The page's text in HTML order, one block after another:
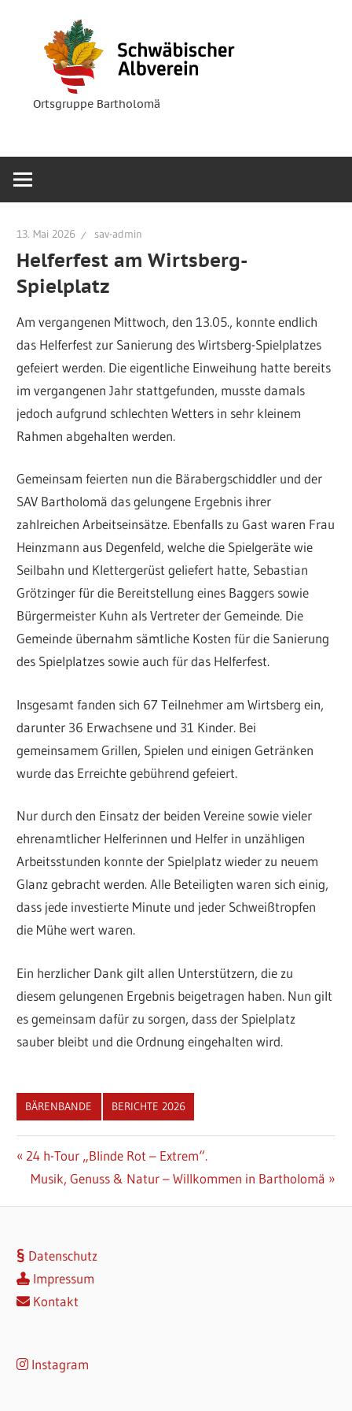
springen
Ortsgruppe Bartholomä
Albverein
Ortsgruppe
Bartholomä
13. Mai 2026 sav-admin
Helferfest am Wirtsberg-
Spielplatz
Am vergangenen Mittwoch, den 13.05., konnte endlich
das Helferfest zur Sanierung des Wirtsberg-Spielplatzes
gefeiert werden. Die eigentliche Einweihung hatte bereits
im vergangenen Jahr stattgefunden, musste damals
jedoch aufgrund schlechten Wetters in sehr kleinem
Rahmen abgehalten werden.
Gemeinsam feierten nun die Bärabergschiddler und der
SAV Bartholomä das gelungene Ergebnis ihrer
zahlreichen Arbeitseinsätze. Ebenfalls zu Gast waren Frau
Heinzmann aus Degenfeld, welche die Spielgeräte wie
Seilbahn und Klettergerüst geliefert hatte, Sebastian
Grötzinger für die Bereitstellung eines Baggers sowie
Bürgermeister Kuhn als Vertreter der Gemeinde. Die
Gemeinde übernahm sämtliche Kosten für die Sanierung
des Spielplatzes sowie auch für das Helferfest.
Insgesamt fanden sich 67 Teilnehmer am Wirtsberg ein,
darunter 36 Erwachsene und 31 Kinder. Bei
gemeinsamem Grillen, Spielen und einigen Getränken
wurde das Erreichte gebührend gefeiert.
Nur durch den Einsatz der beiden Vereine sowie vieler
ehrenamtlicher Helferinnen und Helfer in unzähligen
Arbeitsstunden konnte der Spielplatz wieder zu neuem
Glanz gebracht werden. Alle Beteiligten waren sich einig,
dass jede investierte Minute und jeder Schweißtropfen
die Mühe wert waren.
Ein herzlicher Dank gilt allen Unterstützern, die zu
diesem gelungenen Ergebnis beigetragen haben. Nun gilt
es gemeinsam dafür zu sorgen, dass der Spielplatz
sauber bleibt und die Ordnung eingehalten wird.
BÄRENBANDE BERICHTE 2026
Beitragsnavigation
Vorheriger
Beitrag:
24 h-Tour „Blinde Rot – Extrem“.
Nächster
Musik, Genuss & Natur – Willkommen in Bartholomä
Datenschutz
Impressum
Kontakt
Instagram